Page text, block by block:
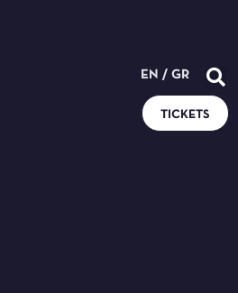
EN / GR
TICKETS